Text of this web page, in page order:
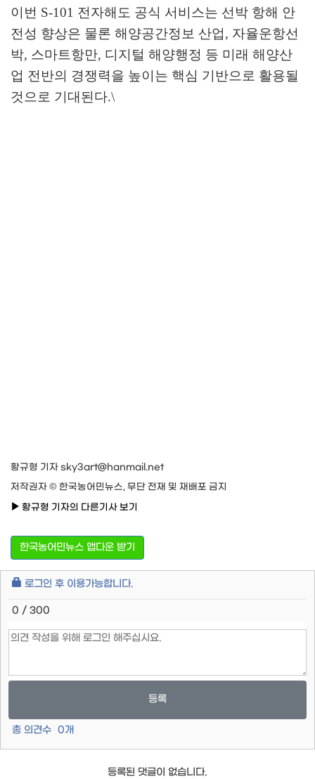
이번 S-101 전자해도 공식 서비스는 선박 항해 안
전성 향상은 물론 해양공간정보 산업, 자율운항선
박, 스마트항만, 디지털 해양행정 등 미래 해양산
업 전반의 경쟁력을 높이는 핵심 기반으로 활용될
것으로 기대된다.\
황규형 기자 sky3art@hanmail.net
저작권자 © 한국농어민뉴스, 무단 전재 및 재배포 금지
황규형 기자의 다른기사 보기
한국농어민뉴스 앱다운 받기
로그인 후 이용가능합니다.
0 / 300
등록
총 의견수 0개
등록된 댓글이 없습니다.